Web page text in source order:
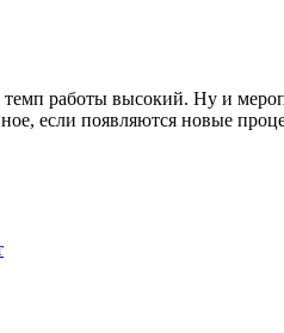
работы высокий. Ну и
если появляются новые